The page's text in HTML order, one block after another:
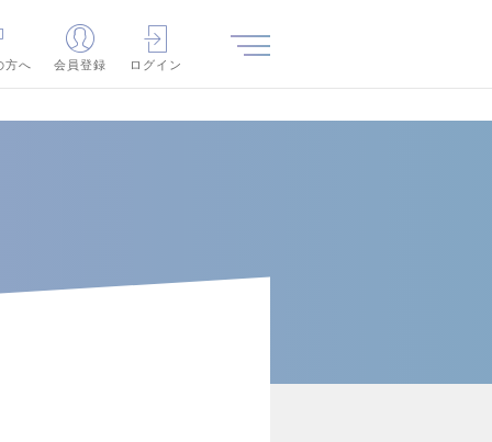
方へ 会員登録 ログイン